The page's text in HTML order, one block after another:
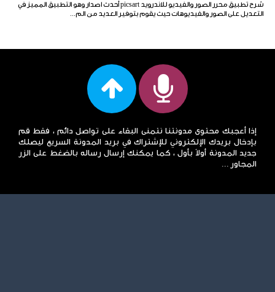
شرح تطبيق محرر الصور والفيديو للاندرويد picsart أحدث اصدار وهو التطبيق المميز في
التعديل على الصور والفيديوهات حيث يقوم بتوفير العديد من الم...
إذا أعجبك محتوى مدونتنا نتمنى البقاء على تواصل دائم ، فقط قم
بإدخال بريدك الإلكتروني للإشتراك في بريد المدونة السريع ليصلك
جديد المدونة أولاً بأول ، كما يمكنك إرسال رساله بالضغط على الزر
المجاور ...